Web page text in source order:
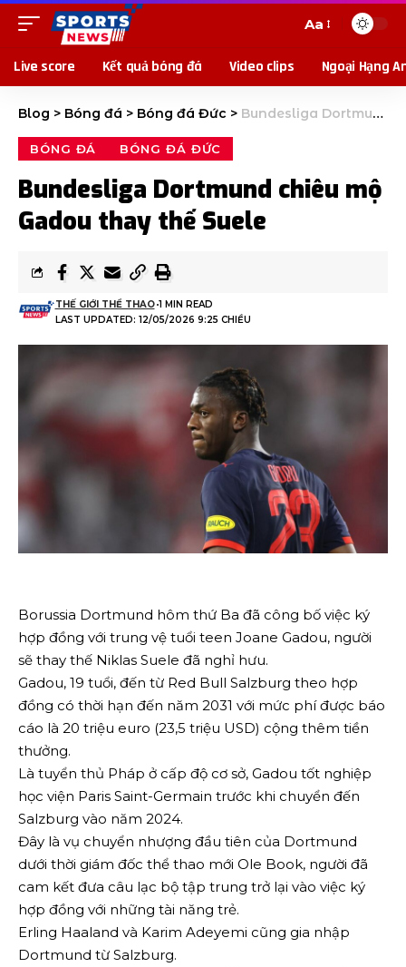
Aa
Live score Kết quả bóng đá Video clips Ngoại Hạng
Blog > Bóng đá > Bóng đá Đức > Bundesliga Dortmund chiêu mộ Gadou thay thế Suele
BÓNG ĐÁ BÓNG ĐÁ ĐỨC
Bundesliga Dortmund chiêu mộ
Gadou thay thế Suele
LAST UPDATED: 12/05/2026 9:25 CHIỀU
THẾ GIỚI THỂ THAO 1 MIN READ
Borussia Dortmund hôm thứ Ba đã công bố việc ký
hợp đồng với trung vệ tuổi teen Joane Gadou, người
sẽ thay thế Niklas Suele đã nghỉ hưu.
Gadou, 19 tuổi, đến từ Red Bull Salzburg theo hợp
đồng có thời hạn đến năm 2031 với mức phí được báo
cáo là 20 triệu euro (23,5 triệu USD) cộng thêm tiền
thưởng.
Là tuyển thủ Pháp ở cấp độ cơ sở, Gadou tốt nghiệp
học viện Paris Saint-Germain trước khi chuyển đến
Salzburg vào năm 2024.
Đây là vụ chuyển nhượng đầu tiên của Dortmund
dưới thời giám đốc thể thao mới Ole Book, người đã
cam kết đưa câu lạc bộ tập trung trở lại vào việc ký
hợp đồng với những tài năng trẻ.
Erling Haaland và Karim Adeyemi cũng gia nhập
Dortmund từ Salzburg.